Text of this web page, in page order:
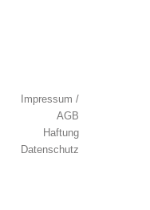
Impressum /
AGB
Haftung
Datenschutz